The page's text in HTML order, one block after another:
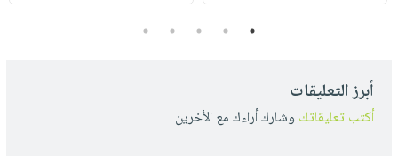
1
2
3
4
5
أبرز التعليقات
أكتب تعليقاتك وشارك أراءك مع الأخرين